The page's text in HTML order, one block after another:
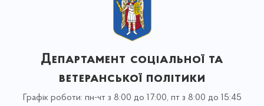
Департамент соціальної та
ветеранської політики
Графік роботи: пн-чт з 8:00 до 17:00, пт з 8:00 до 15:45